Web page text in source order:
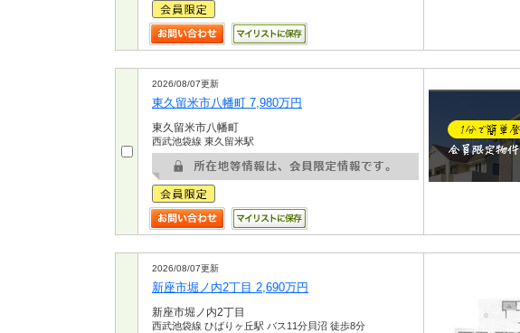
2026/08/07更新
東久留米市八幡町 7,980万円
東久留米市八幡町
西武池袋線 東久留米駅
2026/08/07更新
新座市堀ノ内2丁目 2,690万円
新座市堀ノ内2丁目
西武池袋線 ひばりヶ丘駅 バス11分貝沼 徒歩8分